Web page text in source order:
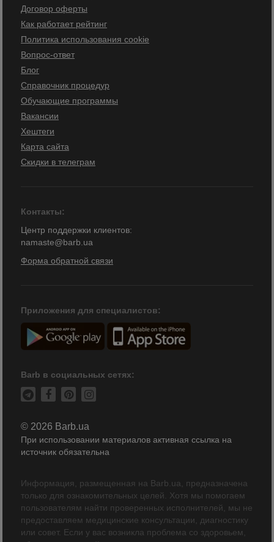
Договор оферты
Как работает рейтинг
Политика использования cookie
Вопрос-ответ
Блог
Справочник процедур
Обучающие программы
Вакансии
Хештеги
Карта сайта
Скидки в телеграм
Контакты:
Центр поддержки клиентов:
namaste@barb.ua
Форма обратной связи
Приложения для специалистов:
Barb в социальных сетях:
© 2026 Barb.ua
При использовании материалов активная ссылка на
источник обязательна
Информация, размещенная на Barb.ua, предназначена
только для ознакомительных целей. Хотя мы помогаем
пользователям найти проверенных исполнителей, мы не
предоставляем медицинские консультации, диагностику
или совет. Если у вас возникла проблема со здоровьем,